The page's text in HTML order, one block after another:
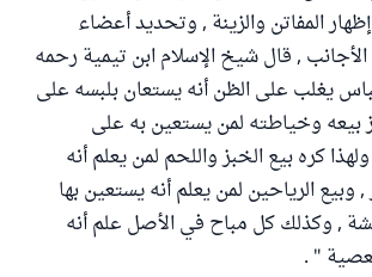
المفاتن والزينة , وتحديد أعضاء
الأجانب , قال شيخ الإسلام ابن تيمية رحمه
يغلب على الظن أنه يستعان بلبسه على
بيعه وخياطته لمن يستعين به على
كره بيع الخبز واللحم لمن يعلم أنه
الرياحين لمن يعلم أنه يستعين بها
, وكذلك كل مباح في الأصل علم أنه
" .